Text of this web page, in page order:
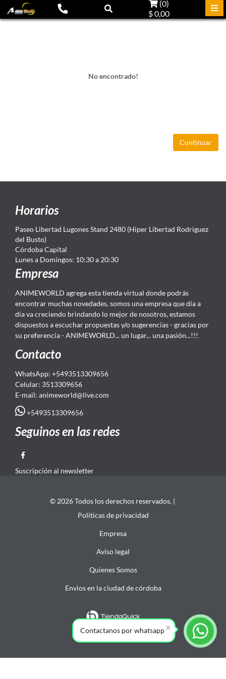
(0)
$ 0,00
No encontrado!
Continuar
Horarios
Paseo Libertad Lugones Stand 2480 (Hiper Libertad Rodriguez
del Busto)
Córdoba Capital
Lunes a Domingos: 10:30 a 20:30
Empresa
ANIMEWORLD agrega esta tienda virtual donde podrás
encontrar muchas novedades, somos una empresa que día a
día va creciendo brindando lo mejor de nosotros, estamos
dispuestos a escuchar propuestas y/o sugerencias - gracias por
su preferencia - ANIMEWORLD... un lugar... una pasión...!!!
Contacto
WhatsApp: +5493513309656
Celular: 3513309656
E-mail: animeworld@live.com
+5493513309656
Seguinos en las redes
Suscripción al newsletter
© 2026 Todos los derechos reservados. |
Politicas de privacidad
Empresa
Aviso legal
Quienes Somos
Envios en la ciudad de córdoba
Contactanos por whatsapp